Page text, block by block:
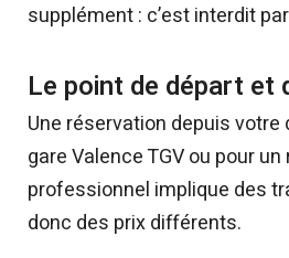
supplément : c’est interdit
Le point de départ et
Une réservation depuis votre
gare Valence TGV ou pour
professionnel implique des
donc des prix différents.